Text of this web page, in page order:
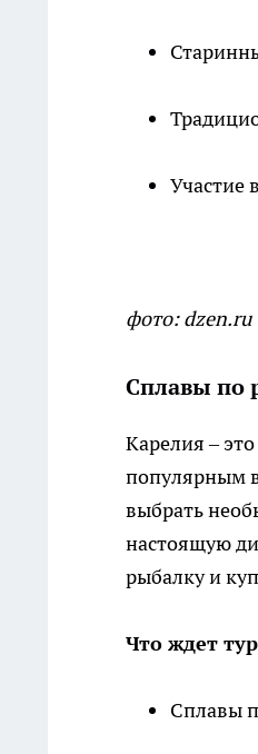
Участие
фото: dzen.ru
Сплавы по
Карелия –
популярным
выбрать
настоящую
рыбалку и
Что ждет
Сплавы